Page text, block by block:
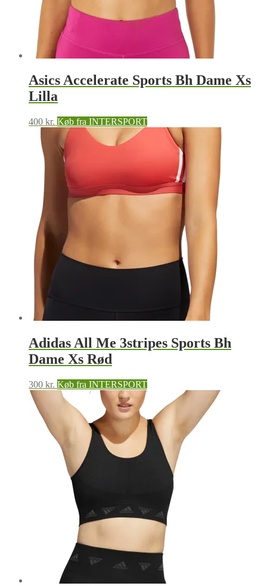
Asics Accelerate Sports Bh Dame Xs
Lilla
400 kr. Køb fra INTERSPORT
Adidas All Me 3stripes Sports Bh
Dame Xs Rød
300 kr. Køb fra INTERSPORT